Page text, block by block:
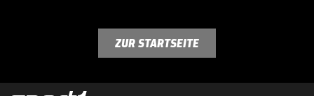
ZUR STARTSEITE